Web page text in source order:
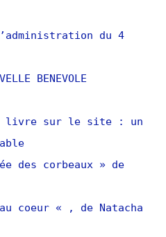
du 4
BENEVOLE
livre sur le site : un
des corbeaux » de
coeur « , de Natacha